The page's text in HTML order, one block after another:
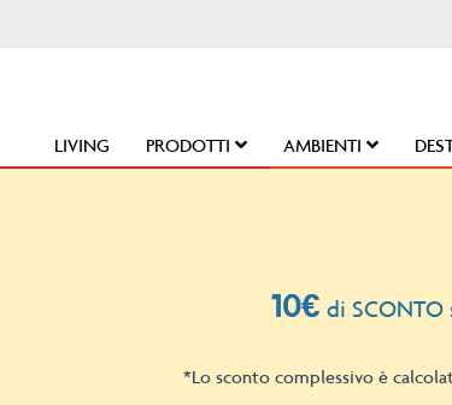
LIVING PRODOTTI AMBIENTI
10€ di SCONTO
*Lo sconto complessivo è